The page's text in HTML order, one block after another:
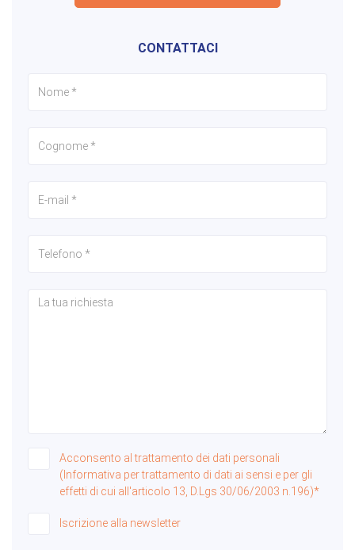
CONTATTACI
Acconsento al trattamento dei dati personali
(Informativa per trattamento di dati ai sensi e per gli
effetti di cui all'articolo 13, D.Lgs 30/06/2003 n.196)*
Iscrizione alla newsletter